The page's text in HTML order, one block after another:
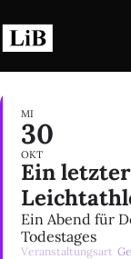
Inhalt
springen
MI
30
OKT
Ein
Ein Abend für
Todestages
Veranstaltungsart